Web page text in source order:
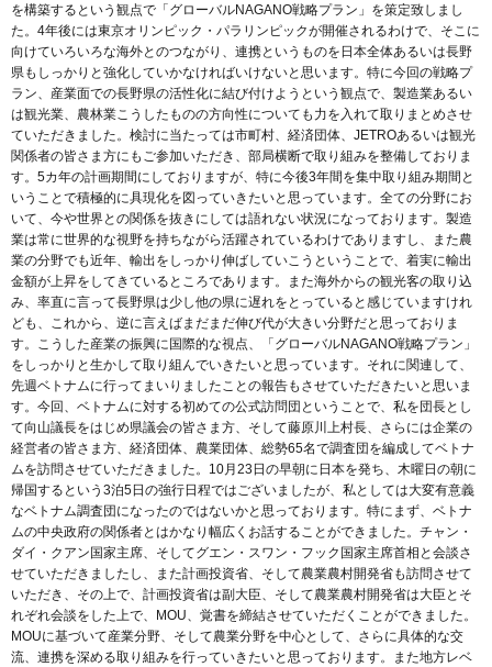
を構築するという観点で「グローバルNAGANO戦略プラン」を策定致しまし
た。4年後には東京オリンピック・パラリンピックが開催されるわけで、そこに
向けていろいろな海外とのつながり、連携というものを日本全体あるいは長野
県もしっかりと強化していかなければいけないと思います。特に今回の戦略プ
ラン、産業面での長野県の活性化に結び付けようという観点で、製造業あるい
は観光業、農林業こうしたものの方向性についても力を入れて取りまとめさせ
ていただきました。検討に当たっては市町村、経済団体、JETROあるいは観光
関係者の皆さま方にもご参加いただき、部局横断で取り組みを整備しておりま
す。5カ年の計画期間にしておりますが、特に今後3年間を集中取り組み期間と
いうことで積極的に具現化を図っていきたいと思っています。全ての分野にお
いて、今や世界との関係を抜きにしては語れない状況になっております。製造
業は常に世界的な視野を持ちながら活躍されているわけでありますし、また農
業の分野でも近年、輸出をしっかり伸ばしていこうということで、着実に輸出
金額が上昇をしてきているところであります。また海外からの観光客の取り込
み、率直に言って長野県は少し他の県に遅れをとっていると感じていますけれ
ども、これから、逆に言えばまだまだ伸び代が大きい分野だと思っておりま
す。こうした産業の振興に国際的な視点、「グローバルNAGANO戦略プラン」
をしっかりと生かして取り組んでいきたいと思っています。それに関連して、
先週ベトナムに行ってまいりましたことの報告もさせていただきたいと思いま
す。今回、ベトナムに対する初めての公式訪問団ということで、私を団長とし
て向山議長をはじめ県議会の皆さま方、そして藤原川上村長、さらには企業の
経営者の皆さま方、経済団体、農業団体、総勢65名で調査団を編成してベトナ
ムを訪問させていただきました。10月23日の早朝に日本を発ち、木曜日の朝に
帰国するという3泊5日の強行日程ではございましたが、私としては大変有意義
なベトナム調査団になったのではないかと思っております。特にまず、ベトナ
ムの中央政府の関係者とはかなり幅広くお話することができました。チャン・
ダイ・クアン国家主席、そしてグエン・スワン・フック国家主席首相と会談さ
せていただきましたし、また計画投資省、そして農業農村開発省も訪問させて
いただき、その上で、計画投資省は副大臣、そして農業農村開発省は大臣とそ
れぞれ会談をした上で、MOU、覚書を締結させていただくことができました。
MOUに基づいて産業分野、そして農業分野を中心として、さらに具体的な交
流、連携を深める取り組みを行っていきたいと思っております。また地方レベ